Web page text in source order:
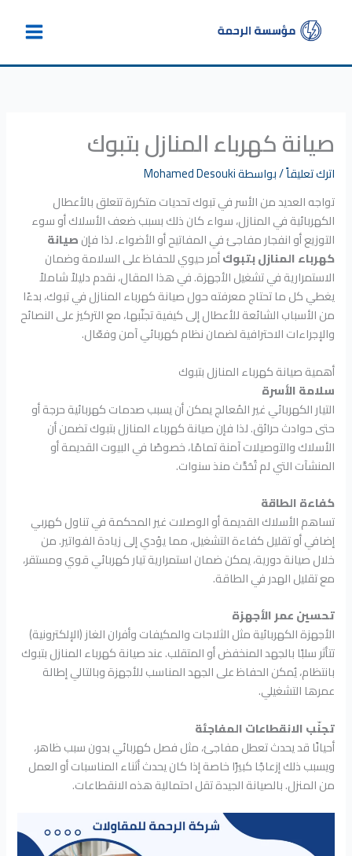
المحتوى
صيانة كهرباء المنازل بتبوك
اترك تعليقاً/ بواسطةMohamed Desouki
تواجه العديد من الأسر في تبوك تحديات متكررة تتعلق بالأعطال
الكهربائية في المنازل، سواء كان ذلك بسبب ضعف الأسلاك أو سوء
التوزيع أو انفجار مفاجئ في المفاتيح أو الأضواء. لذا فإنصيانة
كهرباء المنازل بتبوكأمر حيوي للحفاظ على السلامة وضمان
الاستمرارية في تشغيل الأجهزة. في هذا المقال، نقدم دليلاً شاملاً
يغطي كل ما تحتاج معرفته حول صيانة كهرباء المنازل في تبوك، بدءًا
من الأسباب الشائعة للأعطال إلى كيفية تجنّبها، مع التركيز على النصائح
والإجراءات الاحترافية لضمان نظام كهربائي آمن وفعّال.
أهمية صيانة كهرباء المنازل بتبوك
سلامة الأسرة
التيار الكهربائي غير المُعالج يمكن أن يسبب صدمات كهربائية حرجة أو
حتى حوادث حرائق. لذا فإن صيانة كهرباء المنازل بتبوك تضمن أن
الأسلاك والتوصيلات آمنة تمامًا، خصوصًا في البيوت القديمة أو
المنشآت التي لم تُحَدَّث منذ سنوات.
كفاءة الطاقة
تساهم الأسلاك القديمة أو الوصلات غير المحكمة في تناول كهربي
إضافي أو تقليل كفاءة التشغيل، مما يؤدي إلى زيادة الفواتير. من
خلال صيانة دورية، يمكن ضمان استمرارية تيار كهربائي قوي ومستقر،
مع تقليل الهدر في الطاقة.
تحسين عمر الأجهزة
الأجهزة الكهربائية مثل الثلاجات والمكيفات وأفران الغاز (الإلكترونية)
تتأثر سلبًا بالجهد المنخفض أو المتقلب. عند صيانة كهرباء المنازل بتبوك
بانتظام، يُمكن الحفاظ على الجهد المناسب للأجهزة وبالتالي إطالة
عمرها التشغيلي.
تجنّب الانقطاعات المفاجئة
أحيانًا قد يحدث تعطل مفاجئ، مثل فصل كهربائي بدون سبب ظاهر،
ويسبب ذلك إزعاجًا كبيرًا خاصة إذا كان يحدث أثناء المناسبات أو العمل
من المنزل. بالصيانة الجيدة تقل احتمالية هذه الانقطاعات.